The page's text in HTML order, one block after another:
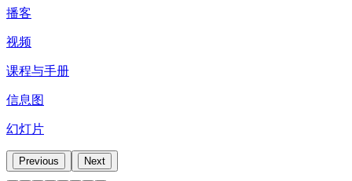
播客
视频
课程与手册
信息图
幻灯片
Previous Next